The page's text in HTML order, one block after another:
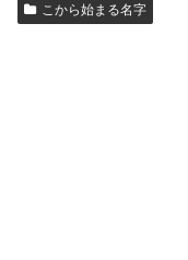
こから始まる名字